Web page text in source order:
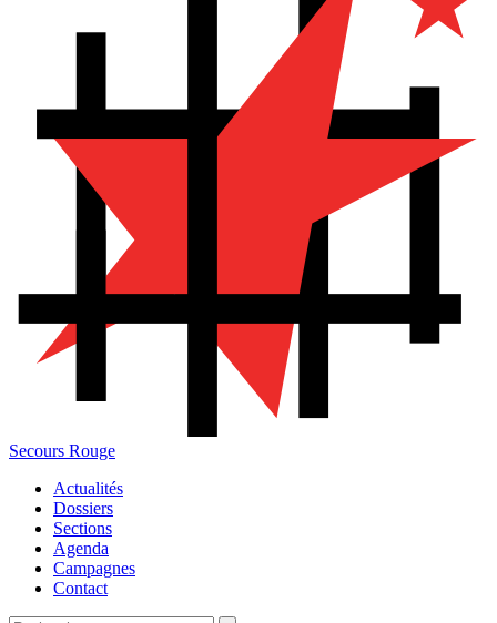
Secours Rouge
Actualités
Dossiers
Sections
Agenda
Campagnes
Contact